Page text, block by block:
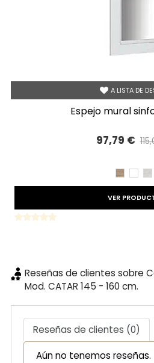
A LISTA DE
espejo mural
97,79 €
VER
Reseñas de clientes sobre
Mod. CATAR 145 - 160 cm.
Reseñas de clientes (0)
Aún no tenemos reseñas.